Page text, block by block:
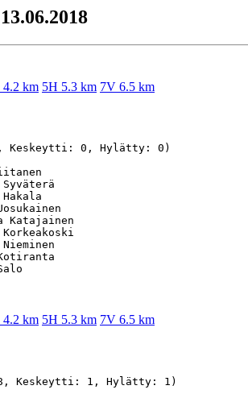
km 5H 5.3 km 7V 6.5 km
Keskeytti: 0, Hylätty: 0)
Katajainen
km 5H 5.3 km 7V 6.5 km
Keskeytti: 1, Hylätty: 1)